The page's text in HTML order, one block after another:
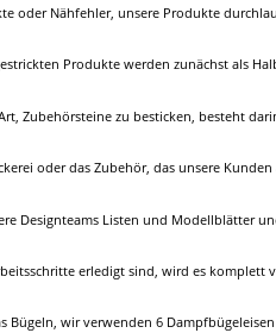
oder Nähfehler, unsere Produkte
Produkte werden zunächst als
Zubehörsteine ​​zu besticken, besteht
oder das Zubehör, das unsere
Designteams Listen und Modellblätter
erledigt sind, wird es
Bügeln, wir verwenden 6